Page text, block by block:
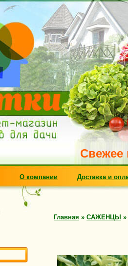
Свежее
О компании Доставка и
Главная » САЖЕНЦЫ »